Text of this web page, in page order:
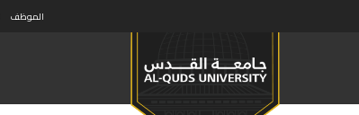
الموظف